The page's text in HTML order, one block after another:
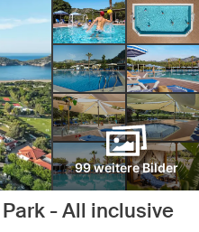
99 weitere Bilder
- All inclusive